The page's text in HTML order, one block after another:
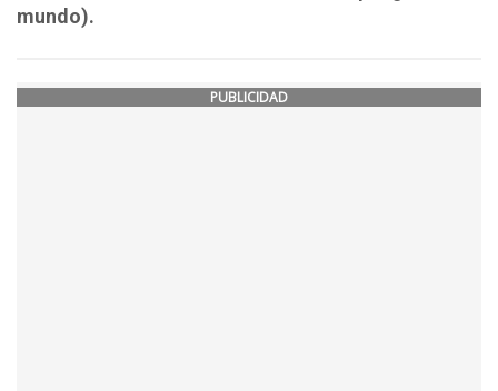
mundo).
PUBLICIDAD